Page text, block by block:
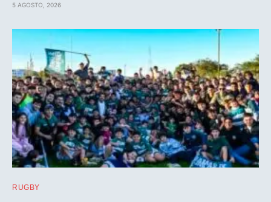
5 AGOSTO, 2026
RUGBY